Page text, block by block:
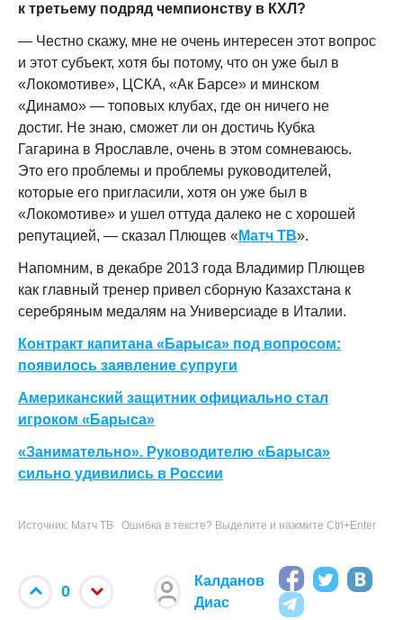
к третьему подряд чемпионству в КХЛ?
— Честно скажу, мне не очень интересен этот вопрос
и этот субъект, хотя бы потому, что он уже был в
«Локомотиве», ЦСКА, «Ак Барсе» и минском
«Динамо» — топовых клубах, где он ничего не
достиг. Не знаю, сможет ли он достичь Кубка
Гагарина в Ярославле, очень в этом сомневаюсь.
Это его проблемы и проблемы руководителей,
которые его пригласили, хотя он уже был в
«Локомотиве» и ушел оттуда далеко не с хорошей
репутацией, — сказал Плющев « Матч ТВ».
Напомним, в декабре 2013 года Владимир Плющев
как главный тренер привел сборную Казахстана к
серебряным медалям на Универсиаде в Италии.
Контракт капитана «Барыса» под вопросом:
появилось заявление супруги
Американский защитник официально стал
игроком «Барыса»
«Занимательно». Руководителю «Барыса»
сильно удивились в России
Источник: Матч ТВ Ошибка в тексте? Выделите и нажмите Ctrl+Enter
0
Калданов
Диас